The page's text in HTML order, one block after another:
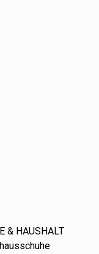
& HAUSHALT